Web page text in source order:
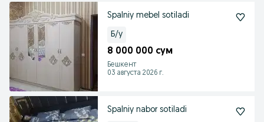
Spalniy mebel sotiladi
Б/у
8 000 000 сум
Бешкент
03 августа 2026 г.
Spalniy nabor sotiladi